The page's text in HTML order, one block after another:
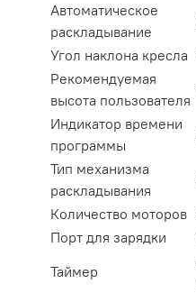
Автоматическое
раскладывание
Угол наклона кресла
Рекомендуемая
высота пользователя
Индикатор времени
программы
Тип механизма
раскладывания
Количество моторов
Порт для зарядки
Таймер